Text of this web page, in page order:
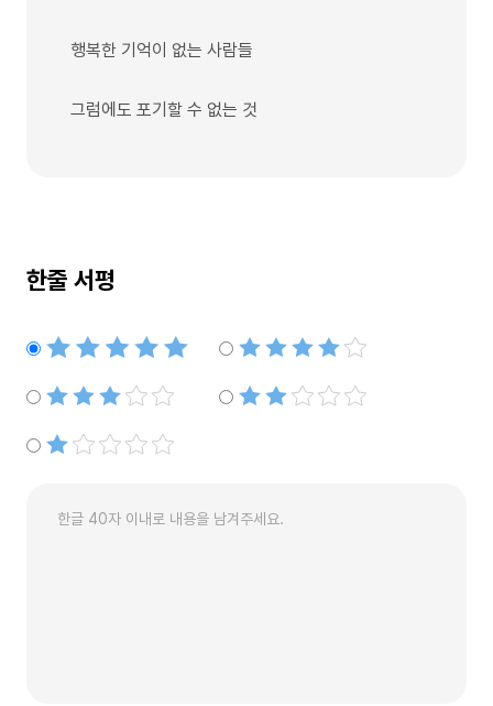
행복한 기억이 없는 사람들
그럼에도 포기할 수 없는 것
한줄 서평
별점5개 별점4개
별점3개 별점2개
별점1개